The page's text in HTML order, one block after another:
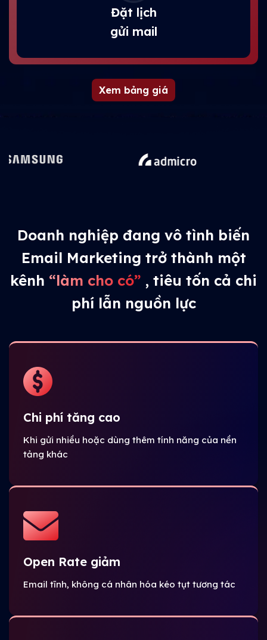
Đặt lịch
gửi mail
Xem bảng giá
Doanh nghiệp đang vô tình biến
Email Marketing trở thành một
kênh “làm cho có” , tiêu tốn cả chi
phí lẫn nguồn lực
Chi phí tăng cao
Khi gửi nhiều hoặc dùng thêm tính năng của nền
tảng khác
Open Rate giảm
Email tĩnh, không cá nhân hóa kéo tụt tương tác